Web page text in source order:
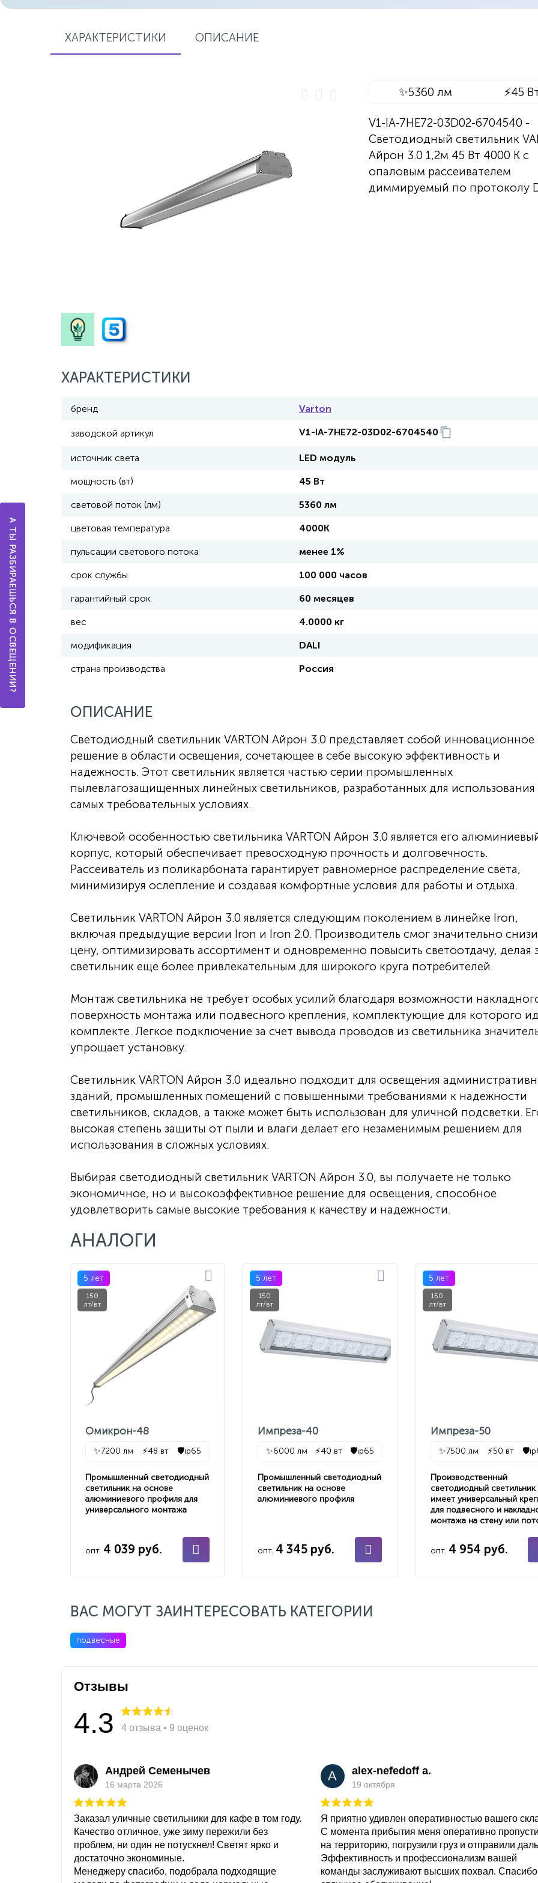
ХАРАКТЕРИСТИКИ ОПИСАНИЕ
✨5360 лм ⚡45
V1-IA-7HE72-03D02-6704540 -
Светодиодный светильник
Айрон 3.0 1,2м 45 Вт 4000 K с
опаловым рассеивателем
диммируемый по протоколу
ХАРАКТЕРИСТИКИ
бренд Varton
заводской артикул V1-IA-7HE72-03D02-6704540
источник света LED модуль
мощность (вт) 45 Вт
световой поток (лм) 5360 лм
цветовая температура 4000K
пульсации светового потока менее 1%
срок службы 100 000 часов
гарантийный срок 60 месяцев
вес 4.0000 кг
модификация DALI
страна производства Россия
ОПИСАНИЕ
Светодиодный светильник VARTON Айрон 3.0 представляет собой инновационное
решение в области освещения, сочетающее в себе высокую эффективность и
надежность. Этот светильник является частью серии промышленных
пылевлагозащищенных линейных светильников, разработанных для использования
самых требовательных условиях.
Ключевой особенностью светильника VARTON Айрон 3.0 является его
корпус, который обеспечивает превосходную прочность и долговечность.
Рассеиватель из поликарбоната гарантирует равномерное распределение света,
минимизируя ослепление и создавая комфортные условия для работы и отдыха.
Светильник VARTON Айрон 3.0 является следующим поколением в линейке Iron,
включая предыдущие версии Iron и Iron 2.0. Производитель смог значительно
цену, оптимизировать ассортимент и одновременно повысить светоотдачу, делая
светильник еще более привлекательным для широкого круга потребителей.
Монтаж светильника не требует особых усилий благодаря возможности
поверхность монтажа или подвесного крепления, комплектующие для которого
комплекте. Легкое подключение за счет вывода проводов из светильника
упрощает установку.
Светильник VARTON Айрон 3.0 идеально подходит для освещения
зданий, промышленных помещений с повышенными требованиями к надежности
светильников, складов, а также может быть использован для уличной подсветки.
высокая степень защиты от пыли и влаги делает его незаменимым решением для
использования в сложных условиях.
Выбирая светодиодный светильник VARTON Айрон 3.0, вы получаете не только
экономичное, но и высокоэффективное решение для освещения, способное
удовлетворить самые высокие требования к качеству и надежности.
АНАЛОГИ
5 лет
150
лт/вт
Омикрон-48
✨7200 лм ⚡48 вт 🛡️ip65
Промышленный светодиодный
светильник на основе
алюминиевого профиля для
универсального монтажа
опт. 4 039 руб.
5 лет
150
лт/вт
Импреза-40
✨6000 лм ⚡40 вт 🛡️ip65
Промышленный светодиодный
светильник на основе
алюминиевого профиля
опт. 4 345 руб.
5 лет
150
лт/вт
Импреза-50
✨7500 лм ⚡50 вт 🛡️
Производственный
светодиодный светильник
имеет универсальный
для подвесного и
монтажа на стену или
опт. 4 954 руб.
ВАС МОГУТ ЗАИНТЕРЕСОВАТЬ КАТЕГОРИИ
подвесные
Отзывы
4.3 4 отзыва • 9 оценок
Андрей Семенычев
16 марта 2026
Заказал уличные светильники для кафе в том году.
Качество отличное, уже зиму пережили без
проблем, ни один не потускнел! Светят ярко и
достаточно экономиные.
Менеджеру спасибо, подобрала подходящие
A alex-nefedoff a.
19 октября
Я приятно удивлен оперативностью вашего
С момента прибытия меня оперативно
на территорию, погрузили груз и отправили
Эффективность и профессионализм вашей
команды заслуживают высших похвал. Спасибо
А ТЫ РАЗБИРАЕШЬСЯ В ОСВЕЩЕНИИ?